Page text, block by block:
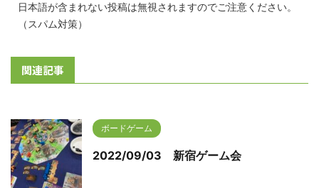
日本語が含まれない投稿は無視されますのでご注意ください。
（スパム対策）
関連記事
ボードゲーム
2022/09/03 新宿ゲーム会